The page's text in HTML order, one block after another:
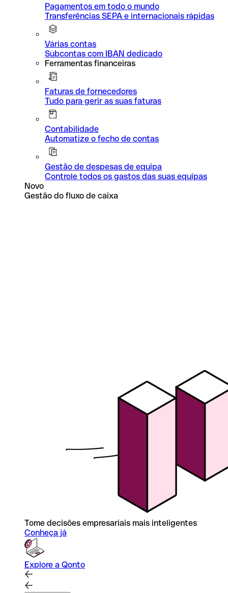
Pagamentos em todo o mundo
Transferências SEPA e internacionais rápidas
Várias contas
Subcontas com IBAN dedicado
Ferramentas financeiras
Faturas de fornecedores
Tudo para gerir as suas faturas
Contabilidade
Automatize o fecho de contas
Gestão de despesas de equipa
Controle todos os gastos das suas equipas
Novo
Gestão do fluxo de caixa
Tome decisões empresariais mais inteligentes
Conheça já
Explore a Qonto